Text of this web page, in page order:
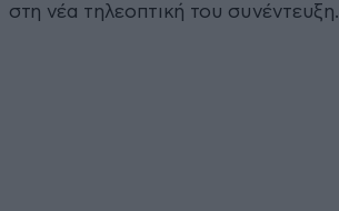
στη νέα τηλεοπτική του συνέντευξη.